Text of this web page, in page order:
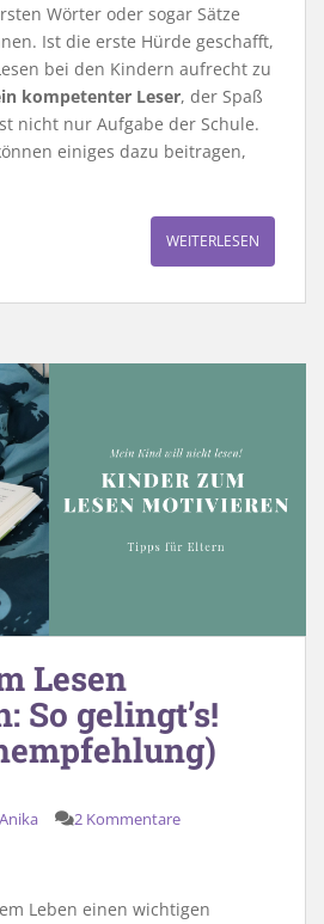
Wörter oder sogar Sätze
Ist die erste Hürde geschafft,
bei den Kindern aufrecht zu
kompetenter Leser, der Spaß
nicht nur Aufgabe der Schule.
einiges dazu beitragen,
WEITERLESEN
Lesen
So gelingt’s!
Anika 2 Kommentare
Leben einen wichtigen